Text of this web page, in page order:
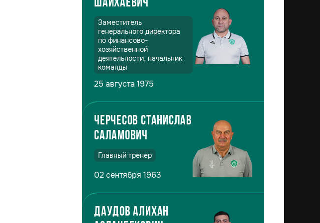
Шайхаевич
Заместитель
генерального директора
по финансово-
хозяйственной
деятельности, начальник
команды
25 августа 1975
Черчесов Станислав
Саламович
Главный тренер
02 сентября 1963
Даудов Алихан